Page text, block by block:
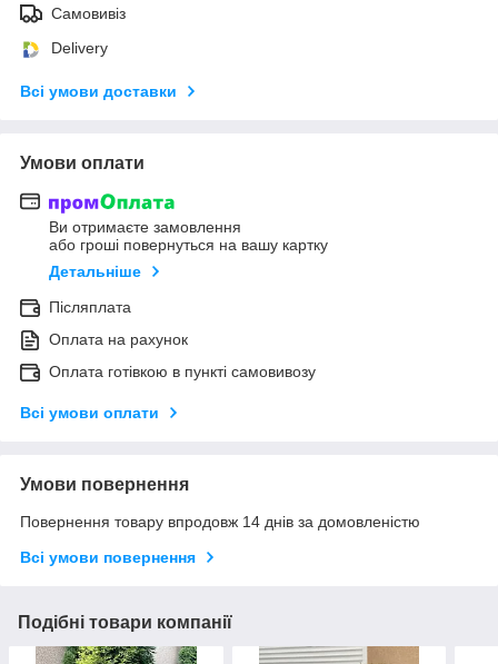
Самовивіз
Delivery
Всі умови доставки
Умови оплати
Ви отримаєте замовлення
або гроші повернуться на вашу картку
Детальніше
Післяплата
Оплата на рахунок
Оплата готівкою в пункті самовивозу
Всі умови оплати
Умови повернення
Повернення товару впродовж 14 днів за домовленістю
Всі умови повернення
Подібні товари компанії